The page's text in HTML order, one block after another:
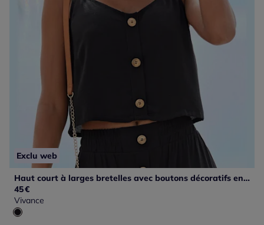
Exclu web
Haut court à larges bretelles avec boutons décoratifs en imitation bois
45€
Vivance